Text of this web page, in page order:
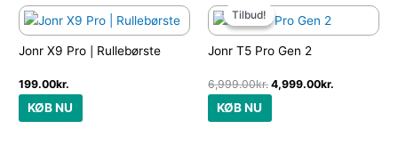
Jonr X9 Pro | Rullebørste
199.00kr.
KØB NU
Tilbud!
Tilbud!
Jonr T5 Pro Gen 2
6,999.00kr.
oprindelige
pris
var:
6,999.00kr..
4,999.00kr.
aktuelle
er:
KØB NU